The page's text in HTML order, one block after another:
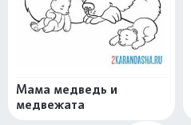
Мама медведь и
медвежата